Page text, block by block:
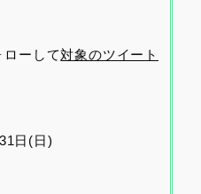
ローして対象のツイート
日(日)